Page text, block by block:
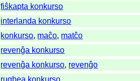
fiŝkapta konkurso
interlanda konkurso
konkurso, maĉo, matĉo
revenĝa konkurso
revenĝa konkurso, revenĝo